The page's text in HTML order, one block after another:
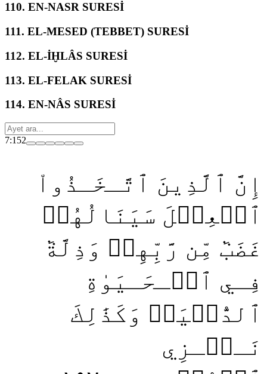
110. EN-NASR SURESİ
111. EL-MESED (TEBBET) SURESİ
112. EL-İḪLÂS SURESİ
113. EL-FELAK SURESİ
114. EN-NÂS SURESİ
7:152
إِنَّ ٱلَّذِينَ ٱتَّـخَـذُواْ
ٱلۡعِجۡلَ سَيَنَالُهُمۡ
غَضَبٞ مِّن رَّبِّهِمۡ وَذِلَّةٞ
فِـي ٱلۡـحَـيَوٰةِ
ٱلدُّنۡيَاۚ وَكَذَٰلِكَ
نَـجۡـزِي